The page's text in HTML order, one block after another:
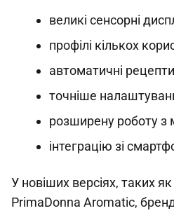
великі сенсорні
профілі кількох
автоматичні
точніше
розширену роботу з
інтеграцію зі
У новіших версіях, таких
PrimaDonna Aromatic,